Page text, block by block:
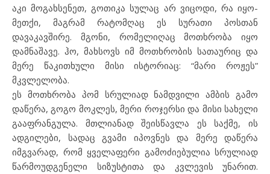
აკი მოგახსენეთ, გოთიკა სულაც არ ვიცოდი, რა იყო-
მეთქი, მაგრამ რატომღაც ეს სურათი პოსთან
დავაკავშირე. მგონი, რომელიღაც მოთხრობა იყო
დამნაშავე. ჰო, მახსოვს იმ მოთხრობის სათაურიც და
მერე წაკითხული მისი ისტორიაც: “მარი როჟეს”
მკვლელობა.
ეს მოთხრობა პომ სრულიად ნამდვილი ამბის გამო
დაწერა, გოგო მოკლეს, მერი როჯერსი და მისი სახელი
გააფრანგულა. მთლიანად შეისწავლა ეს საქმე, ის
ადგილები, სადაც გვამი იპოვნეს და მერე დაწერა
იმგვარად, რომ ყველაფერი გამოძიებულია სრულიად
წარმოუდგენელი სიზუსტითა და კვლევის უნარით.